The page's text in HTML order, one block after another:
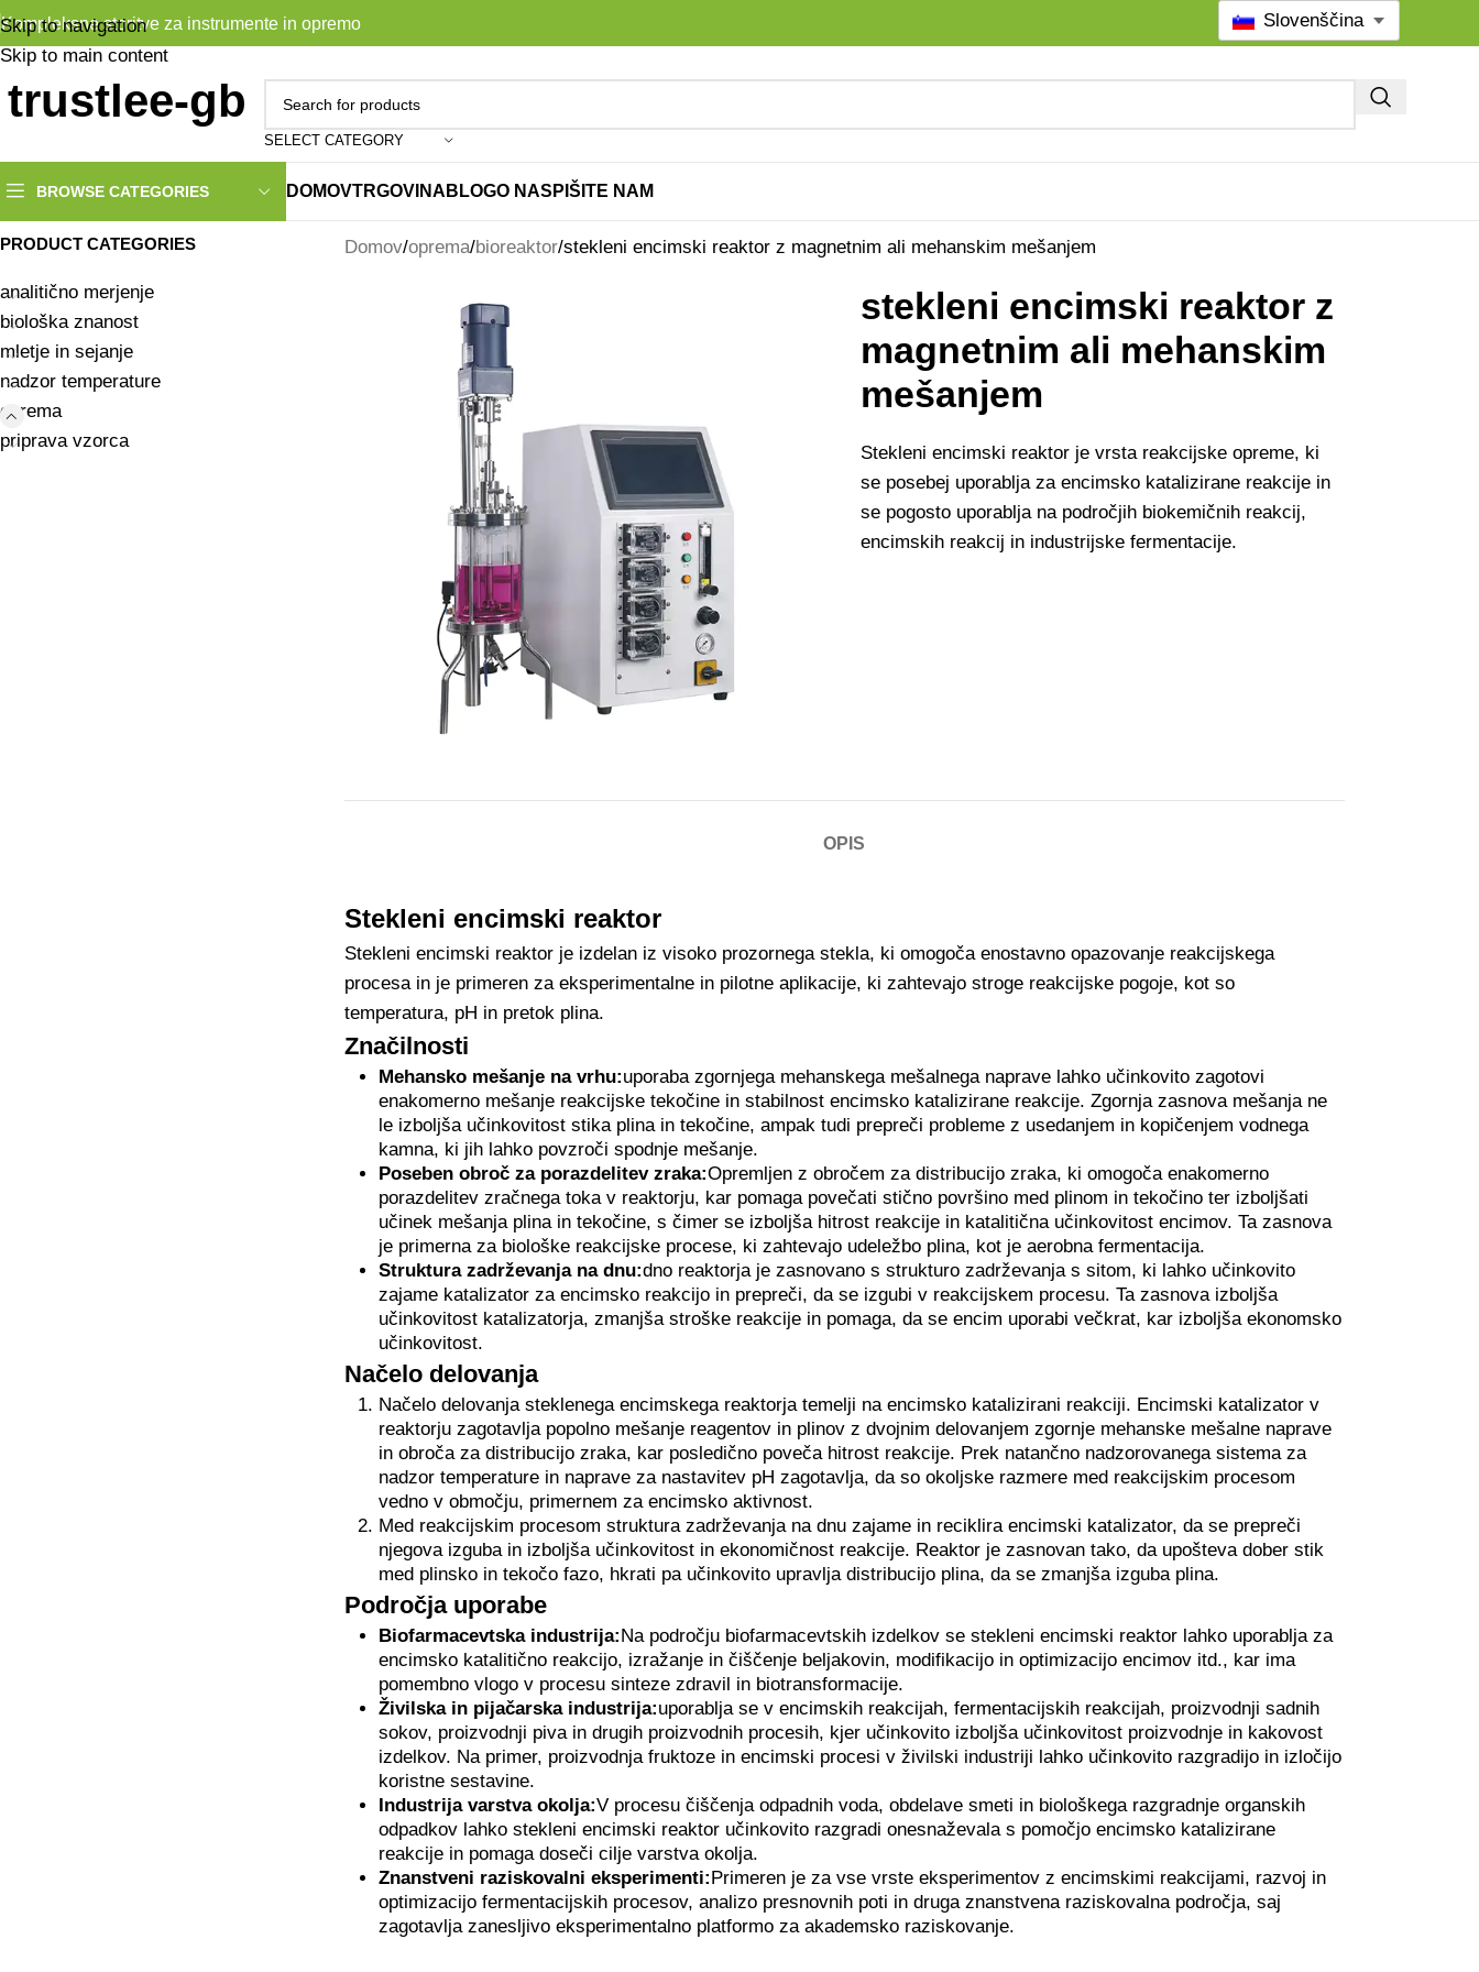
Skip to navigation
Skip to main content
Kompleksne storitve za instrumente in opremo
SELECT CATEGORY
BROWSE CATEGORIES DOMOVTRGOVINA BLOGO NAS PIŠITE NAM
Slovenščina
PRODUCT CATEGORIES
analitično merjenje
biološka znanost
mletje in sejanje
nadzor temperature
oprema
priprava vzorca
Domov oprema bioreaktor stekleni encimski reaktor z magnetnim ali mehanskim mešanjem
stekleni encimski reaktor z
magnetnim ali mehanskim
mešanjem
Stekleni encimski reaktor je vrsta reakcijske opreme, ki
se posebej uporablja za encimsko katalizirane reakcije in
se pogosto uporablja na področjih biokemičnih reakcij,
encimskih reakcij in industrijske fermentacije.
OPIS
Stekleni encimski reaktor
Stekleni encimski reaktor je izdelan iz visoko prozornega stekla, ki omogoča enostavno opazovanje reakcijskega
procesa in je primeren za eksperimentalne in pilotne aplikacije, ki zahtevajo stroge reakcijske pogoje, kot so
temperatura, pH in pretok plina.
Značilnosti
Mehansko mešanje na vrhu:uporaba zgornjega mehanskega mešalnega naprave lahko učinkovito zagotovi
enakomerno mešanje reakcijske tekočine in stabilnost encimsko katalizirane reakcije. Zgornja zasnova mešanja ne
le izboljša učinkovitost stika plina in tekočine, ampak tudi prepreči probleme z usedanjem in kopičenjem vodnega
kamna, ki jih lahko povzroči spodnje mešanje.
Poseben obroč za porazdelitev zraka:Opremljen z obročem za distribucijo zraka, ki omogoča enakomerno
porazdelitev zračnega toka v reaktorju, kar pomaga povečati stično površino med plinom in tekočino ter izboljšati
učinek mešanja plina in tekočine, s čimer se izboljša hitrost reakcije in katalitična učinkovitost encimov. Ta zasnova
je primerna za biološke reakcijske procese, ki zahtevajo udeležbo plina, kot je aerobna fermentacija.
Struktura zadrževanja na dnu:dno reaktorja je zasnovano s strukturo zadrževanja s sitom, ki lahko učinkovito
zajame katalizator za encimsko reakcijo in prepreči, da se izgubi v reakcijskem procesu. Ta zasnova izboljša
učinkovitost katalizatorja, zmanjša stroške reakcije in pomaga, da se encim uporabi večkrat, kar izboljša ekonomsko
učinkovitost.
Načelo delovanja
Načelo delovanja steklenega encimskega reaktorja temelji na encimsko katalizirani reakciji. Encimski katalizator v
reaktorju zagotavlja popolno mešanje reagentov in plinov z dvojnim delovanjem zgornje mehanske mešalne naprave
in obroča za distribucijo zraka, kar posledično poveča hitrost reakcije. Prek natančno nadzorovanega sistema za
nadzor temperature in naprave za nastavitev pH zagotavlja, da so okoljske razmere med reakcijskim procesom
vedno v območju, primernem za encimsko aktivnost.
Med reakcijskim procesom struktura zadrževanja na dnu zajame in reciklira encimski katalizator, da se prepreči
njegova izguba in izboljša učinkovitost in ekonomičnost reakcije. Reaktor je zasnovan tako, da upošteva dober stik
med plinsko in tekočo fazo, hkrati pa učinkovito upravlja distribucijo plina, da se zmanjša izguba plina.
Področja uporabe
Biofarmacevtska industrija: Na področju biofarmacevtskih izdelkov se stekleni encimski reaktor lahko uporablja za
encimsko katalitično reakcijo, izražanje in čiščenje beljakovin, modifikacijo in optimizacijo encimov itd., kar ima
pomembno vlogo v procesu sinteze zdravil in biotransformacije.
Živilska in pijačarska industrija:uporablja se v encimskih reakcijah, fermentacijskih reakcijah, proizvodnji sadnih
sokov, proizvodnji piva in drugih proizvodnih procesih, kjer učinkovito izboljša učinkovitost proizvodnje in kakovost
izdelkov. Na primer, proizvodnja fruktoze in encimski procesi v živilski industriji lahko učinkovito razgradijo in izločijo
koristne sestavine.
Industrija varstva okolja:V procesu čiščenja odpadnih voda, obdelave smeti in biološkega razgradnje organskih
odpadkov lahko stekleni encimski reaktor učinkovito razgradi onesnaževala s pomočjo encimsko katalizirane
reakcije in pomaga doseči cilje varstva okolja.
Znanstveni raziskovalni eksperimenti: Primeren je za vse vrste eksperimentov z encimskimi reakcijami, razvoj in
optimizacijo fermentacijskih procesov, analizo presnovnih poti in druga znanstvena raziskovalna področja, saj
zagotavlja zanesljivo eksperimentalno platformo za akademsko raziskovanje.